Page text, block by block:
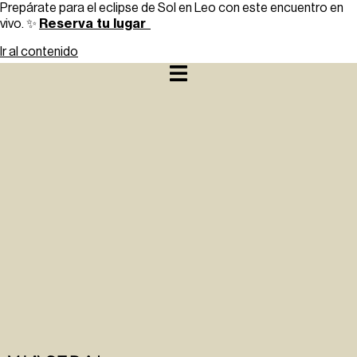
Prepárate para el eclipse de Sol en Leo con este encuentro en
vivo. ✨ Reserva tu lugar
Ir al contenido